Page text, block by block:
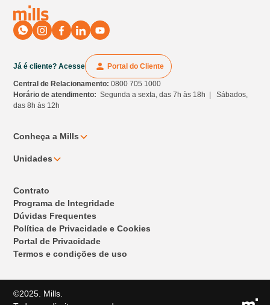
Já é cliente? Acesse Portal do Cliente
Central de Relacionamento:0800 705 1000
Horário de atendimento:Segunda a sexta, das 7h às 18h | Sábados,
das 8h às 12h
Conheça a Mills
Unidades
Contrato
Programa de Integridade
Dúvidas Frequentes
Política de Privacidade e Cookies
Portal de Privacidade
Termos e condições de uso
©2025. Mills.